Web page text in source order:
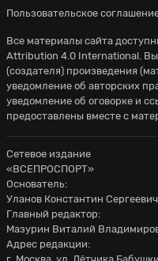
Пользовательское
Все материалы сайта
Attribution 4.0 International.
(создателя) произведения
уведомление об авторских
уведомление об оговорке и
предоставлены вместе с
Сетевое издание
«ВСЕПРОСПОРТ»
Основатель:
Уланов Константин Сергеевич
Главный редактор:
Мазурин Виталий
Адрес редакции: